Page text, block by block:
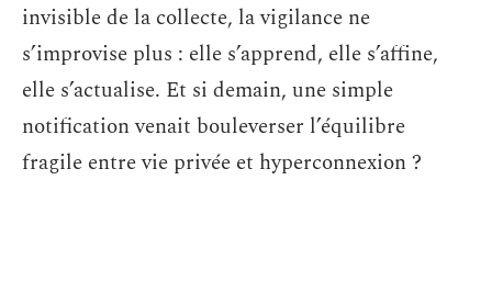
invisible de la collecte, la vigilance ne
s’improvise plus : elle s’apprend, elle s’affine,
elle s’actualise. Et si demain, une simple
notification venait bouleverser l’équilibre
fragile entre vie privée et hyperconnexion ?